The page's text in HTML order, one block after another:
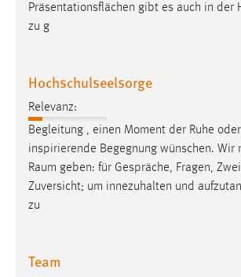
Präsentationsflächen gibt es auch in der
zu g
Hochschulseelsorge
Relevanz:
Begleitung , einen Moment der Ruhe
inspirierende Begegnung wünschen. Wir
Raum geben: für Gespräche, Fragen,
Zuversicht; um innezuhalten und
zu
Team